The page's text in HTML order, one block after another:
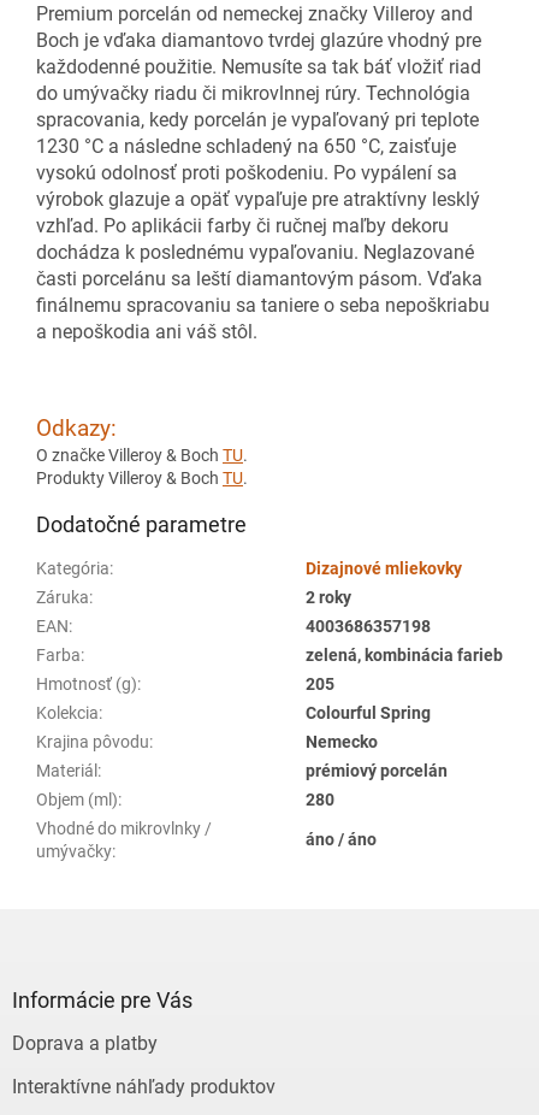
Premium porcelán od nemeckej značky Villeroy and
Boch je vďaka diamantovo tvrdej glazúre vhodný pre
každodenné použitie. Nemusíte sa tak báť vložiť riad
do umývačky riadu či mikrovlnnej rúry. Technológia
spracovania, kedy porcelán je vypaľovaný pri teplote
1230 °C a následne schladený na 650 °C, zaisťuje
vysokú odolnosť proti poškodeniu. Po vypálení sa
výrobok glazuje a opäť vypaľuje pre atraktívny lesklý
vzhľad. Po aplikácii farby či ručnej maľby dekoru
dochádza k poslednému vypaľovaniu. Neglazované
časti porcelánu sa leští diamantovým pásom. Vďaka
finálnemu spracovaniu sa taniere o seba nepoškriabu
a nepoškodia ani váš stôl.
Odkazy:
O značke Villeroy & Boch TU.
Produkty Villeroy & Boch TU.
Dodatočné parametre
Kategória:
Dizajnové mliekovky
Záruka:
2 roky
EAN:
4003686357198
Farba:
zelená, kombinácia farieb
Hmotnosť (g):
205
Kolekcia:
Colourful Spring
Krajina pôvodu:
Nemecko
Materiál :
prémiový porcelán
Objem (ml):
280
Vhodné do mikrovlnky /
umývačky:
áno / áno
Informácie pre Vás
Doprava a platby
Interaktívne náhľady produktov